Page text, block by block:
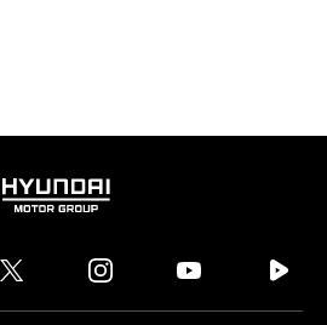
HYUNDAI
GROUP
twitter instagram
tv